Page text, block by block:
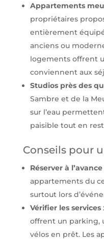
Appartements
propriétaires
entièrement
anciens ou
logements offrent
conviennent aux
Studios près des
Sambre et de la
sur l’eau
paisible tout en
Conseils pour
Réserver à l’avance
appartements du
surtout lors
Vérifier les services
offrent un parking,
vélos en prêt. Les